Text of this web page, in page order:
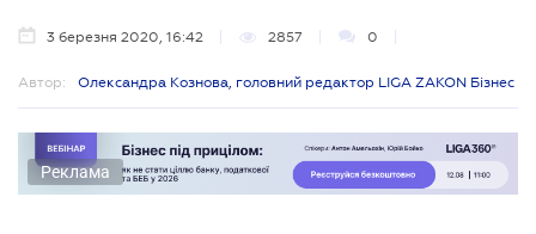
3 березня 2020, 16:42 2857 0
Автор: Олександра Кознова, головний редактор LIGA ZAKON Бізнес
Реклама